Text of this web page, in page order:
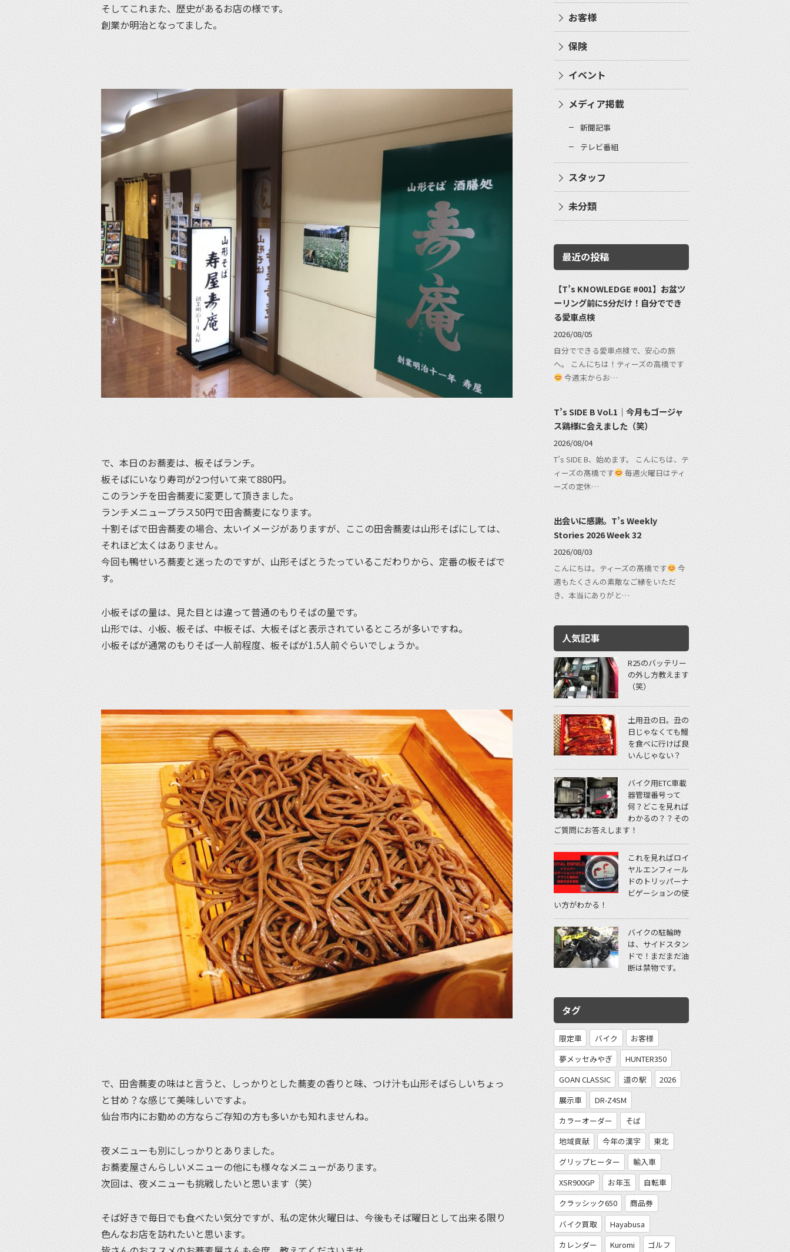
そしてこれまた、歴史があるお店の様です。
創業か明治となってました。
で、本日のお蕎麦は、板そばランチ。
板そばにいなり寿司が2つ付いて来て880円。
このランチを田舎蕎麦に変更して頂きました。
ランチメニュープラス50円で田舎蕎麦になります。
十割そばで田舎蕎麦の場合、太いイメージがありますが、ここの田舎蕎麦は山形そばにしては、
それほど太くはありません。
今回も鴨せいろ蕎麦と迷ったのですが、山形そばとうたっているこだわりから、定番の板そばで
す。
小板そばの量は、見た目とは違って普通のもりそばの量です。
山形では、小板、板そば、中板そば、大板そばと表示されているところが多いですね。
小板そばが通常のもりそば一人前程度、板そばが1.5人前ぐらいでしょうか。
で、田舎蕎麦の味はと言うと、しっかりとした蕎麦の香りと味、つけ汁も山形そばらしいちょっ
と甘め？な感じて美味しいですよ。
仙台市内にお勤めの方ならご存知の方も多いかも知れませんね。
夜メニューも別にしっかりとありました。
お蕎麦屋さんらしいメニューの他にも様々なメニューがあります。
次回は、夜メニューも挑戦したいと思います（笑）
そば好きで毎日でも食べたい気分ですが、私の定休火曜日は、今後もそば曜日として出来る限り
色んなお店を訪れたいと思います。
お客様
保険
イベント
メディア掲載
新聞記事
テレビ番組
スタッフ
未分類
最近の投稿
【T’s KNOWLEDGE #001】お盆ツ
ーリング前に5分だけ！自分ででき
る愛車点検
2026/08/05
自分でできる愛車点検で、安心の旅
へ。 こんにちは！ティーズの高橋です
今週末からお…
T’s SIDE B Vol.1｜今月もゴージャ
ス鶏様に会えました（笑）
2026/08/04
T’s SIDE B、始めます。 こんにちは、テ
ィーズの髙橋です
毎週火曜日はティ
ーズの定休…
出会いに感謝。T’s Weekly
Stories 2026 Week 32
2026/08/03
こんにちは。ティーズの髙橋です
今
週もたくさんの素敵なご縁をいただ
き、本当にありがと…
人気記事
R25のバッテリー
の外し方教えます
（笑）
土用丑の日。丑の
日じゃなくても鰻
を食べに行けば良
いんじゃない？
バイク用ETC車載
器管理番号って
何？どこを見れば
わかるの？？その
ご質問にお答えします！
これを見ればロイ
ヤルエンフィール
ドのトリッパーナ
ビゲーションの使
い方がわかる！
バイクの駐輪時
は、サイドスタン
ドで！まだまだ油
断は禁物です。
タグ
限定車 バイク
お客様
夢メッセみやぎ
HUNTER350
GOAN CLASSIC
道の駅
2026
展示車
DR-Z4SM
カラーオーダー
そば
地域貢献
今年の漢字
東北
グリップヒーター
輸入車
XSR900GP
お年玉
自転車
クラッシック650
商品券
バイク買取
Hayabusa
カレンダー
Kuromi ゴルフ